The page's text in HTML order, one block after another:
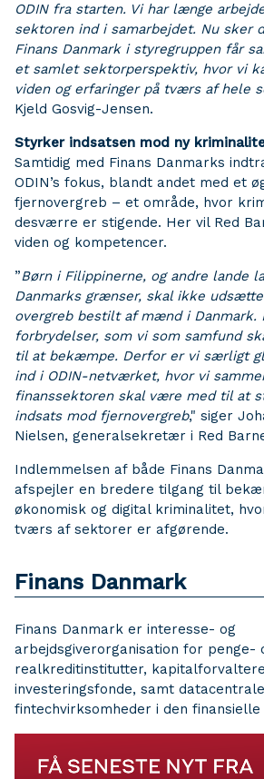
ODIN fra starten. Vi har længe
sektoren ind i samarbejdet. Nu sker
Finans Danmark i styregruppen får
et samlet sektorperspektiv, hvor vi
viden og erfaringer på tværs af hele
Kjeld Gosvig-Jensen.
Styrker indsatsen mod ny
Samtidig med Finans Danmarks
ODIN’s fokus, blandt andet med et
fjernovergreb – et område, hvor
desværre er stigende. Her vil Red
viden og kompetencer.
”Børn i Filippinerne, og andre lande
Danmarks grænser, skal ikke
overgreb bestilt af mænd i Danmark.
forbrydelser, som vi som samfund
til at bekæmpe. Derfor er vi særligt
ind i ODIN-netværket, hvor vi
finanssektoren skal være med til at
indsats mod fjernovergreb," siger
Nielsen, generalsekretær i Red
Indlemmelsen af både Finans
afspejler en bredere tilgang til
økonomisk og digital kriminalitet,
tværs af sektorer er afgørende.
Finans Danmark
Finans Danmark er interesse- og
arbejdsgiverorganisation for penge-
realkreditinstitutter,
investeringsfonde, samt
fintechvirksomheder i den finansielle